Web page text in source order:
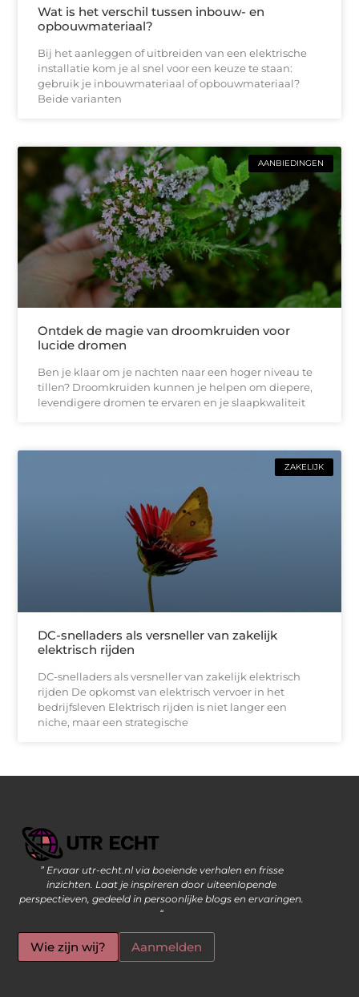
Wat is het verschil tussen inbouw- en
opbouwmateriaal?
Bij het aanleggen of uitbreiden van een elektrische
installatie kom je al snel voor een keuze te staan:
gebruik je inbouwmateriaal of opbouwmateriaal?
Beide varianten
AANBIEDINGEN
Ontdek de magie van droomkruiden voor
lucide dromen
Ben je klaar om je nachten naar een hoger niveau te
tillen? Droomkruiden kunnen je helpen om diepere,
levendigere dromen te ervaren en je slaapkwaliteit
ZAKELIJK
DC-snelladers als versneller van zakelijk
elektrisch rijden
DC-snelladers als versneller van zakelijk elektrisch
rijden De opkomst van elektrisch vervoer in het
bedrijfsleven Elektrisch rijden is niet langer een
niche, maar een strategische
” Ervaar utr-echt.nl via boeiende verhalen en frisse
inzichten. Laat je inspireren door uiteenlopende
perspectieven, gedeeld in persoonlijke blogs en ervaringen.
“
Wie zijn wij? Aanmelden